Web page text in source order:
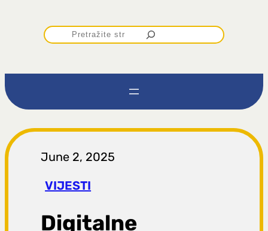
P
r
t
r
a
g
June 2, 2025
VIJESTI
Digitalne